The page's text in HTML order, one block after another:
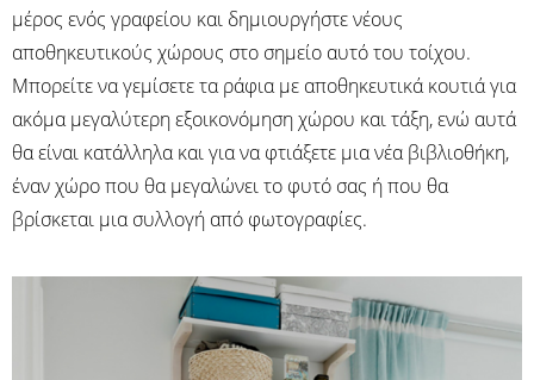
μέρος ενός γραφείου και δημιουργήστε νέους
αποθηκευτικούς χώρους στο σημείο αυτό του τοίχου.
Μπορείτε να γεμίσετε τα ράφια με αποθηκευτικά κουτιά για
ακόμα μεγαλύτερη εξοικονόμηση χώρου και τάξη, ενώ αυτά
θα είναι κατάλληλα και για να φτιάξετε μια νέα βιβλιοθήκη,
έναν χώρο που θα μεγαλώνει το φυτό σας ή που θα
βρίσκεται μια συλλογή από φωτογραφίες.